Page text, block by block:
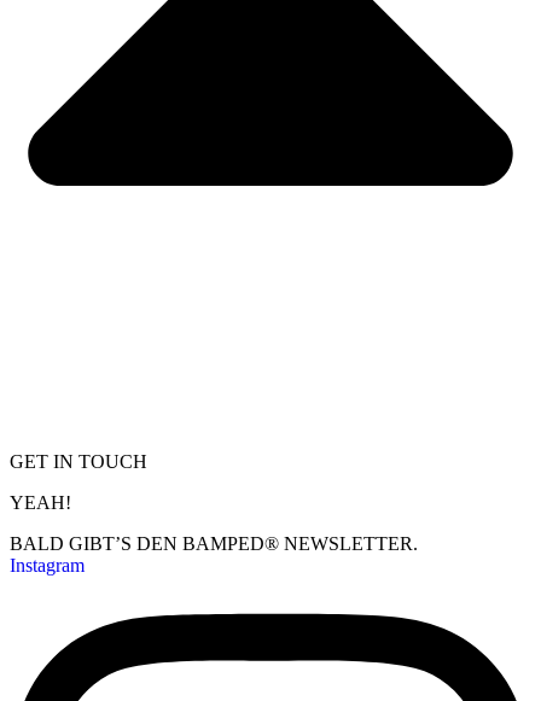
GET IN TOUCH
YEAH!
BALD GIBT’S DEN BAMPED® NEWSLETTER.
Instagram